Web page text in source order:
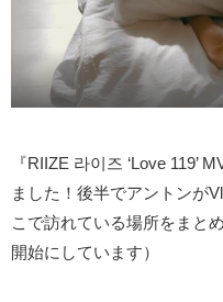
『RIIZE 라이즈 ‘Love 119’
ました！後半でアントンが
こで訪れている場所をまと
開始にしています）